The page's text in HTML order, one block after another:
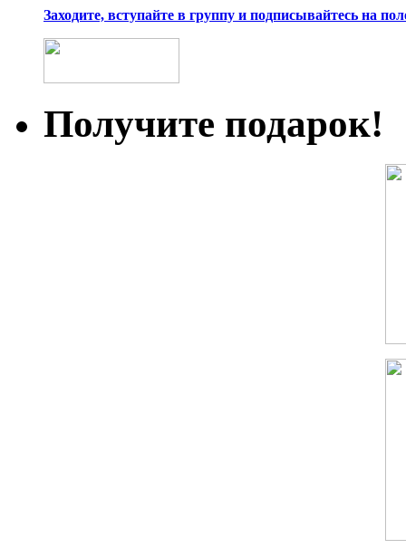
Заходите, вступайте в группу и подписывайтесь на
Получите подарок!